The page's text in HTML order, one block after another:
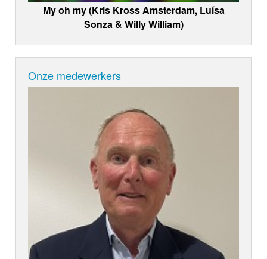
My oh my (Kris Kross Amsterdam, Luísa
Sonza & Willy William)
Onze medewerkers